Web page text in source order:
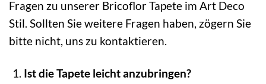
Fragen zu unserer Bricoflor Tapete im Art Deco
Stil. Sollten Sie weitere Fragen haben, zögern Sie
bitte nicht, uns zu kontaktieren.
Ist die Tapete leicht anzubringen?